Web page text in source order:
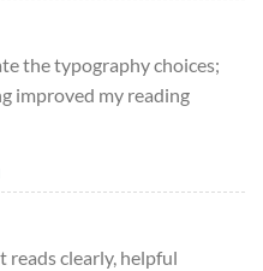
the typography choices;
improved my reading
reads clearly, helpful